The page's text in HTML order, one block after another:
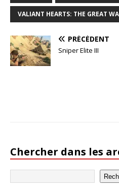
VALIANT HEARTS: THE GREAT
PRÉCÉDENT
Sniper Elite III
Chercher dans les